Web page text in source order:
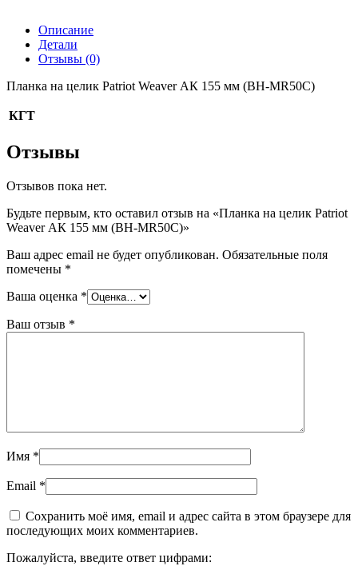
Описание
Детали
Отзывы (0)
Планка на целик Patriot Weaver АК 155 мм (BH-MR50C)
КГТ
Отзывы
Отзывов пока нет.
Будьте первым, кто оставил отзыв на «Планка на целик Patriot
Weaver АК 155 мм (BH-MR50C)»
Ваш адрес email не будет опубликован. Обязательные поля
помечены *
Ваша оценка *
Ваш отзыв *
Имя *
Email *
Сохранить моё имя, email и адрес сайта в этом браузере для
последующих моих комментариев.
Пожалуйста, введите ответ цифрами: